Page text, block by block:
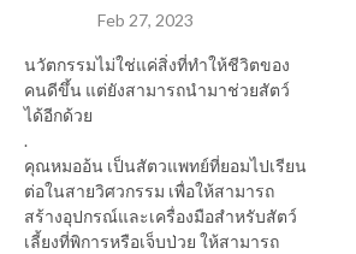
Feb 27, 2023
นวัตกรรมไม่ใช่แค่สิ่งที่ทำให้ชีวิตของ
คนดีขึ้น แต่ยังสามารถนำมาช่วยสัตว์
ได้อีกด้วย
.
คุณหมออ้น เป็นสัตวแพทย์ที่ยอมไปเรียน
ต่อในสายวิศวกรรม เพื่อให้สามารถ
สร้างอุปกรณ์และเครื่องมือสำหรับสัตว์
เลี้ยงที่พิการหรือเจ็บป่วย ให้สามารถ